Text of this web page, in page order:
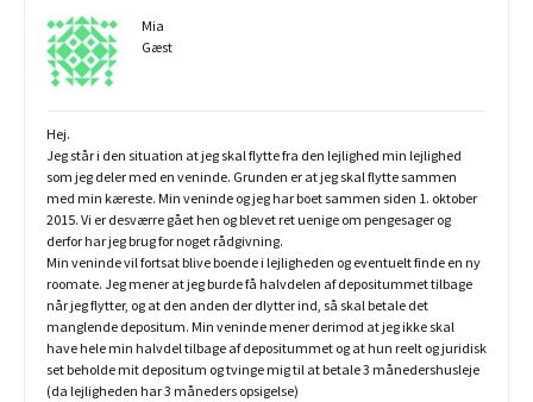
Mia
Gæst
Hej.
Jeg står i den situation at jeg skal flytte fra den lejlighed min lejlighed
som jeg deler med en veninde. Grunden er at jeg skal flytte sammen
med min kæreste. Min veninde og jeg har boet sammen siden 1. oktober
2015. Vi er desværre gået hen og blevet ret uenige om pengesager og
derfor har jeg brug for noget rådgivning.
Min veninde vil fortsat blive boende i lejligheden og eventuelt finde en ny
roomate. Jeg mener at jeg burde få halvdelen af depositummet tilbage
når jeg flytter, og at den anden der dlytter ind, så skal betale det
manglende depositum. Min veninde mener derimod at jeg ikke skal
have hele min halvdel tilbage af depositummet og at hun reelt og juridisk
set beholde mit depositum og tvinge mig til at betale 3 månedershusleje
(da lejligheden har 3 måneders opsigelse)